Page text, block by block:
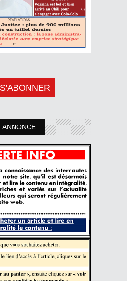
S'ABONNER
ANNONCE